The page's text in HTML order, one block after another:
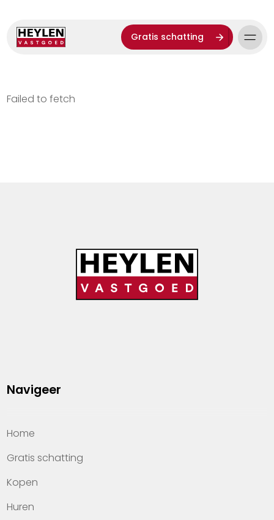
Gratis schatting
Failed to fetch
Navigeer
Home
Gratis schatting
Kopen
Huren